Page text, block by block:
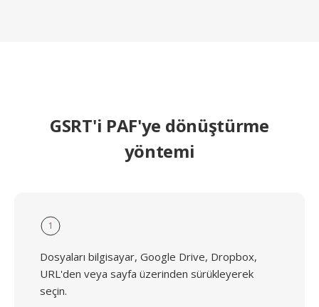
GSRT'i PAF'ye dönüştürme
yöntemi
1
Dosyaları bilgisayar, Google Drive, Dropbox,
URL'den veya sayfa üzerinden sürükleyerek
seçin.